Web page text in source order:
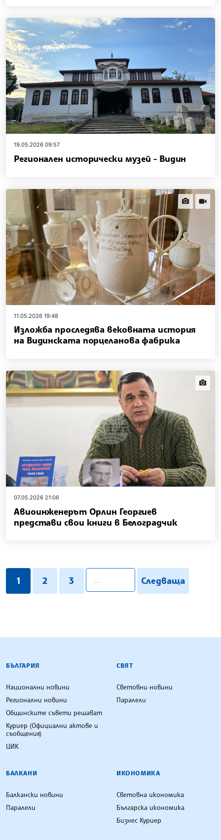
19.05.2026 09:57
Регионален исторически музей - Видин
news.images
11.05.2026 19:48
Изложба проследява вековната история
на Видинската порцеланова фабрика
07.05.2026 21:06
Авиоинженерът Орлин Георгиев
представи свои книги в Белоградчик
1 2 3 Следваща
БЪЛГАРСКА ТЕЛЕГРАФНА АГЕНЦИЯ
БЪЛГАРИЯ
Национални новини
Регионални новини
Общинските съвети решават
Куриер (Официални актове и
съобщения)
ЦИК
СВЯТ
Световни новини
Паралели
БАЛКАНИ
Балкански новини
Паралели
ИКОНОМИКА
Световна икономика
Българска икономика
Бизнес Куриер